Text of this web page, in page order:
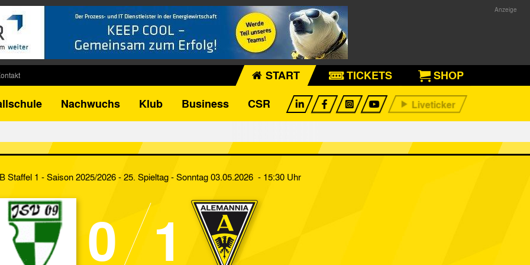
Pokal
START TICKETS
SHOP
Nachwuchs Klub Business CSR
Staffel 1 - Saison 2025/2026 - 25. Spieltag- Sonntag 03.05.2026 - 15:30 Uhr
0 1